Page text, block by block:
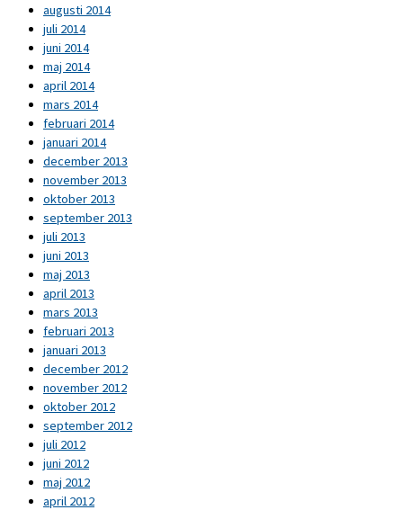
augusti 2014
juli 2014
juni 2014
maj 2014
april 2014
mars 2014
februari 2014
januari 2014
december 2013
november 2013
oktober 2013
september 2013
juli 2013
juni 2013
maj 2013
april 2013
mars 2013
februari 2013
januari 2013
december 2012
november 2012
oktober 2012
september 2012
juli 2012
juni 2012
maj 2012
april 2012